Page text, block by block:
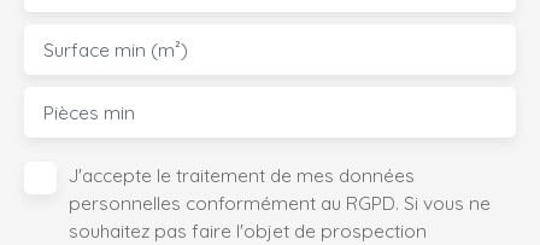
Surface min (m²)
Pièces min
J'accepte le traitement de mes données
personnelles conformément au RGPD. Si vous ne
souhaitez pas faire l'objet de prospection